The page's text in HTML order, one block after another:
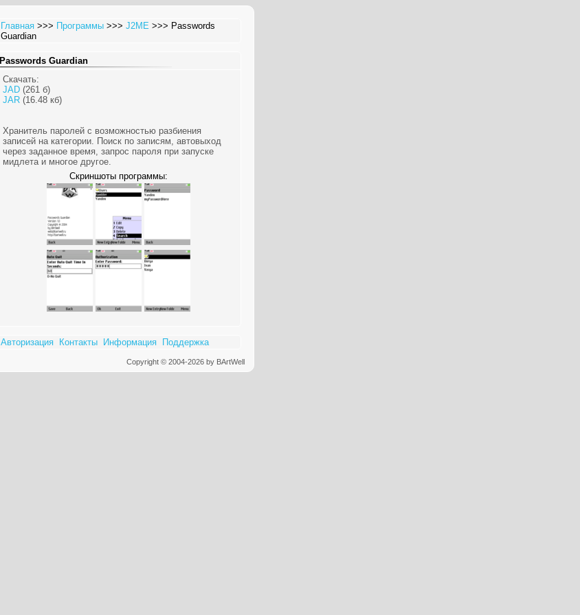
Главная >>> Программы >>> J2ME >>> Passwords
Guardian
Passwords Guardian
Скачать:
JAD (261 б)
JAR (16.48 кб)
Хранитель паролей с возможностью разбиения
записей на категории. Поиск по записям, автовыход
через заданное время, запрос пароля при запуске
мидлета и многое другое.
Скриншоты программы:
Авторизация Контакты Информация Поддержка
Copyright © 2004-2026 by BArtWell